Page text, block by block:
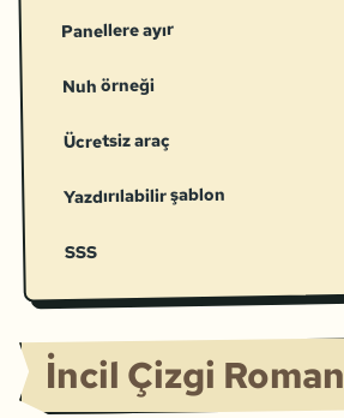
Panellere ayır
Nuh örneği
Ücretsiz araç
Yazdırılabilir şablon
SSS
İncil Çizgi